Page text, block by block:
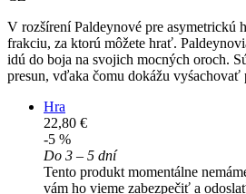
V rozšírení Paldeynové pre asymetrickú
frakciu, za ktorú môžete hrať.
idú do boja na svojich mocných oroch.
presun, vďaka čomu dokážu
Hra
22,80 €
-5 %
Do 3 – 5 dní
Tento produkt momentálne
vám ho vieme zabezpečiť a